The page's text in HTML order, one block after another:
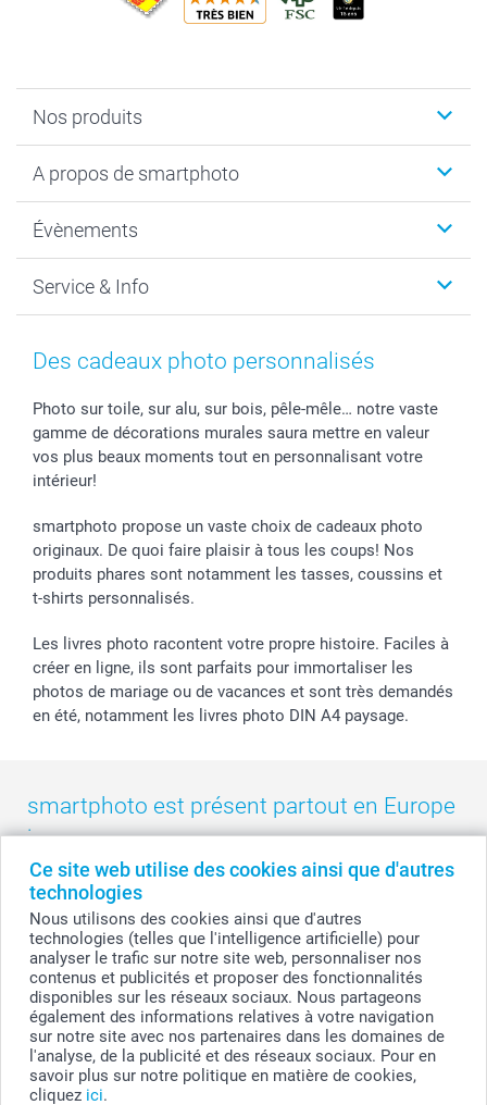
Ce site web utilise des cookies ainsi que d'autres
technologies
Nous utilisons des cookies ainsi que d'autres
technologies (telles que l'intelligence artificielle) pour
analyser le trafic sur notre site web, personnaliser nos
contenus et publicités et proposer des fonctionnalités
disponibles sur les réseaux sociaux. Nous partageons
également des informations relatives à votre navigation
sur notre site avec nos partenaires dans les domaines de
l'analyse, de la publicité et des réseaux sociaux. Pour en
savoir plus sur notre politique en matière de cookies,
cliquez ici.
Nos produits
Cadeaux photo
MyNameBook
Développement photo & Tirage photo
Cadres photo & accessoires déco
Stickers & Etiquettes
Chèque Cadeau
A propos de smartphoto
Durabilité
Gestion des cookies
Mentions Légales
Affiliation
Investor Relations
B2B smartbusiness
Évènements
Nouvel An
Fête des Mères
Confirmation ou communion
Mariage
Fête d'anniversaire
Tous les évènements
Service & Info
Tarifs et frais de livraison
Livraison en 48 heures
Modes de Paiement
Identifiez-vous
Statut de ma commande
smarfriends
smartgarantie
smartbonus
Des cadeaux photo personnalisés
Photo sur toile, sur alu, sur bois, pêle-mêle… notre vaste
gamme de décorations murales saura mettre en valeur
vos plus beaux moments tout en personnalisant votre
intérieur!
smartphoto propose un vaste choix de cadeaux photo
originaux. De quoi faire plaisir à tous les coups! Nos
produits phares sont notamment les tasses, coussins et
t-shirts personnalisés.
Les livres photo racontent votre propre histoire. Faciles à
créer en ligne, ils sont parfaits pour immortaliser les
photos de mariage ou de vacances et sont très demandés
en été, notamment les livres photo DIN A4 paysage.
smartphoto est présent partout en Europe
:
België - Belgique - Danmark - Deutschland - France - Ireland
- Nederland - Norge
Switzerland - Suomi - Sverige - United Kingdom
Other Countries
Tous les prix sont en francs suisses (CHF), TVA incluse et hors frais de port.